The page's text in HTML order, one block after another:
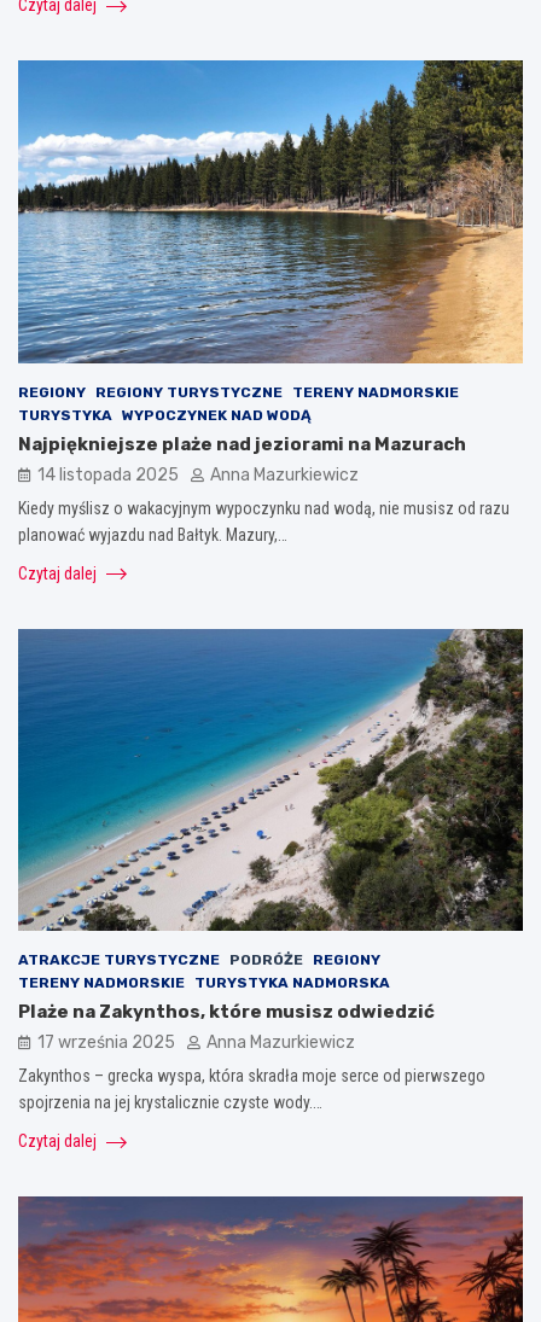
Czytaj dalej
REGIONY REGIONY TURYSTYCZNE
TERENY NADMORSKIE
TURYSTYKA
WYPOCZYNEK NAD WODĄ
Najpiękniejsze plaże nad jeziorami na Mazurach
14 listopada 2025 Anna Mazurkiewicz
Kiedy myślisz o wakacyjnym wypoczynku nad wodą, nie musisz od razu
planować wyjazdu nad Bałtyk. Mazury,…
Czytaj dalej
ATRAKCJE TURYSTYCZNE PODRÓŻE
REGIONY
TERENY NADMORSKIE
TURYSTYKA NADMORSKA
Plaże na Zakynthos, które musisz odwiedzić
17 września 2025 Anna Mazurkiewicz
Zakynthos – grecka wyspa, która skradła moje serce od pierwszego
spojrzenia na jej krystalicznie czyste wody.…
Czytaj dalej